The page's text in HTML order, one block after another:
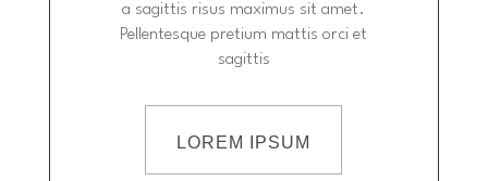
a sagittis risus maximus sit amet.
Pellentesque pretium mattis orci et
sagittis
LOREM IPSUM